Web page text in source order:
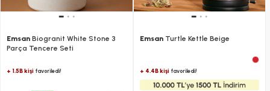
Emsan Biogranit White Stone 3
Parça Tencere Seti
+ 1.5B kişi favoriledi!
EmsanTurtle Kettle Beige
+ 4.4B kişifavoriledi!